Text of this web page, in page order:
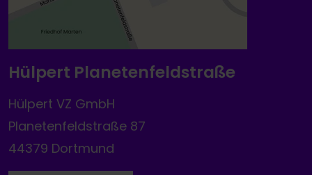
Hülpert Planetenfeldstraße
Hülpert VZ GmbH
Planetenfeldstraße 87
44379 Dortmund